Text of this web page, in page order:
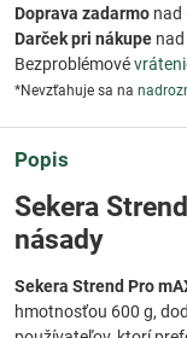
Doprava zadarmo nad
Darček pri nákupe
Bezproblémové
*Nevzťahuje sa na
Popis
Sekera
násady
Sekera Strend Pro
hmotnosťou 600 g,